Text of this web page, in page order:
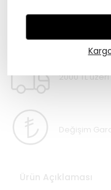
2000 TL
Değişim
Ürün Açıklaması